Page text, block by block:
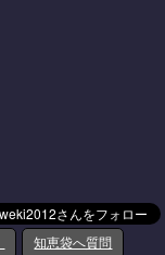
知恵袋へ質問